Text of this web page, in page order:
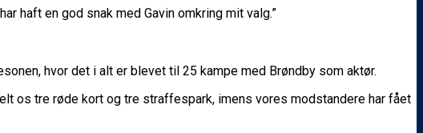
haft en god snak med Gavin omkring mit valg.”
hvor det i alt er blevet til 25 kampe med Brøndby som aktør.
os tre røde kort og tre straffespark, imens vores modstandere har fået